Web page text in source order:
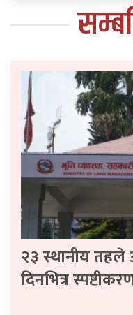
२३ स्थानीय
दिनभित्र